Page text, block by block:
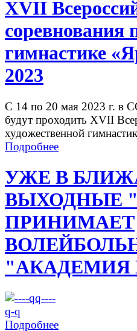
ХVII
соревнования
гимнастике
2023
С 14 по 20 мая 2023 г. в
будут проходить XVII
художественной
Подробнее
УЖЕ В
ВЫХОДНЫЕ
ПРИНИМАЕТ
"АКАДЕМИЯ
Подробнее